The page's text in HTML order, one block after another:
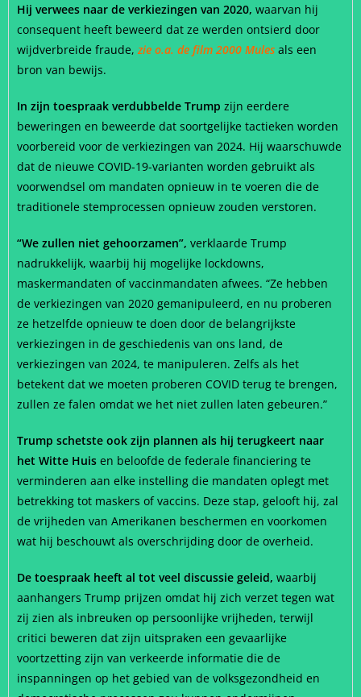
Hij verwees naar de verkiezingen van 2020, waarvan hij
consequent heeft beweerd dat ze werden ontsierd door
wijdverbreide fraude, zie o.a. de film 2000 Mules als een
bron van bewijs.
In zijn toespraak verdubbelde Trump zijn eerdere
beweringen en beweerde dat soortgelijke tactieken worden
voorbereid voor de verkiezingen van 2024. Hij waarschuwde
dat de nieuwe COVID-19-varianten worden gebruikt als
voorwendsel om mandaten opnieuw in te voeren die de
traditionele stemprocessen opnieuw zouden verstoren.
“We zullen niet gehoorzamen”, verklaarde Trump
nadrukkelijk, waarbij hij mogelijke lockdowns,
maskermandaten of vaccinmandaten afwees. “Ze hebben
de verkiezingen van 2020 gemanipuleerd, en nu proberen
ze hetzelfde opnieuw te doen door de belangrijkste
verkiezingen in de geschiedenis van ons land, de
verkiezingen van 2024, te manipuleren. Zelfs als het
betekent dat we moeten proberen COVID terug te brengen,
zullen ze falen omdat we het niet zullen laten gebeuren.”
Trump schetste ook zijn plannen als hij terugkeert naar
het Witte Huis en beloofde de federale financiering te
verminderen aan elke instelling die mandaten oplegt met
betrekking tot maskers of vaccins. Deze stap, gelooft hij, zal
de vrijheden van Amerikanen beschermen en voorkomen
wat hij beschouwt als overschrijding door de overheid.
De toespraak heeft al tot veel discussie geleid, waarbij
aanhangers Trump prijzen omdat hij zich verzet tegen wat
zij zien als inbreuken op persoonlijke vrijheden, terwijl
critici beweren dat zijn uitspraken een gevaarlijke
voortzetting zijn van verkeerde informatie die de
inspanningen op het gebied van de volksgezondheid en